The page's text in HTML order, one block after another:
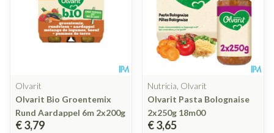
Olvarit
Olvarit Bio Groentemix
Rund Aardappel 6m 2x200g
€ 3,79
Nutricia, Olvarit
Olvarit Pasta Bolognaise
2x250g 18m00
€ 3,65